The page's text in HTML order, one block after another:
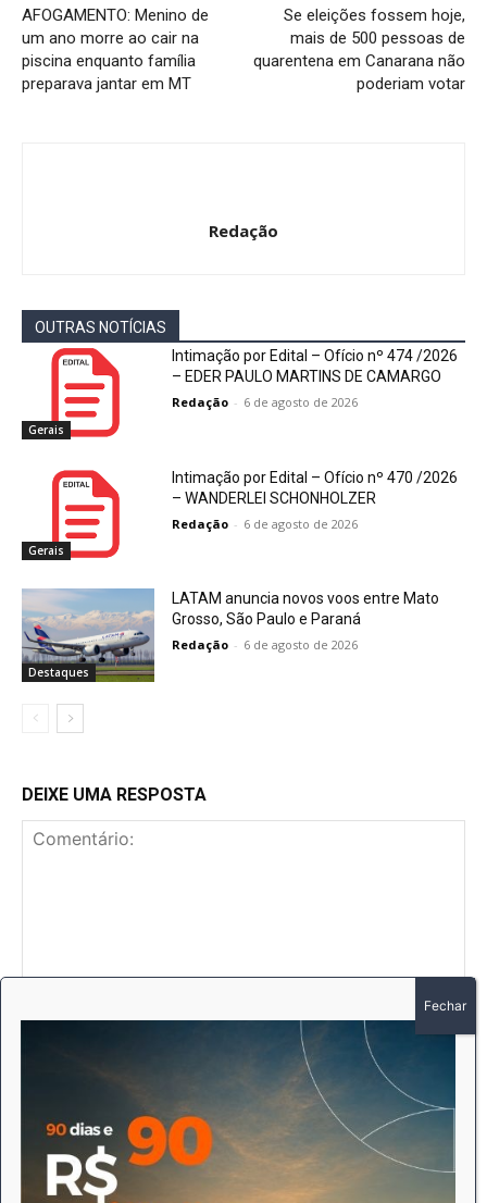
AFOGAMENTO: Menino de
um ano morre ao cair na
piscina enquanto família
preparava jantar em MT
Se eleições fossem hoje,
mais de 500 pessoas de
quarentena em Canarana não
poderiam votar
Redação
OUTRAS NOTÍCIAS
Gerais
Intimação por Edital – Ofício nº 474 /2026
– EDER PAULO MARTINS DE CAMARGO
Redação - 6 de agosto de 2026
Gerais
Intimação por Edital – Ofício nº 470 /2026
– WANDERLEI SCHONHOLZER
Redação - 6 de agosto de 2026
Destaques
LATAM anuncia novos voos entre Mato
Grosso, São Paulo e Paraná
Redação - 6 de agosto de 2026
DEIXE UMA RESPOSTA